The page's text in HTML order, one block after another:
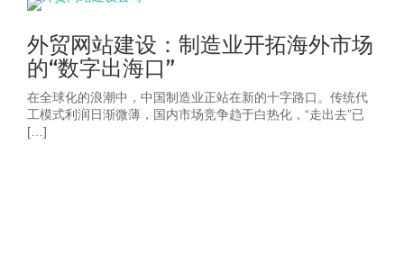
外贸网站建设：制造业开拓海外市场
的“数字出海口”
在全球化的浪潮中，中国制造业正站在新的十字路口。传统代
工模式利润日渐微薄，国内市场竞争趋于白热化，“走出去”已
[…]